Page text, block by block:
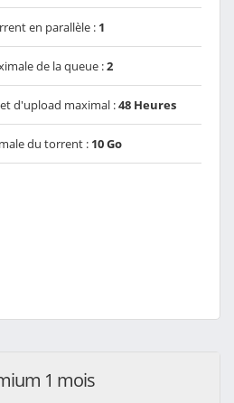
en parallèle : 1
de la queue :2
d'upload maximal :48 Heures
du torrent : 10 Go
1 mois